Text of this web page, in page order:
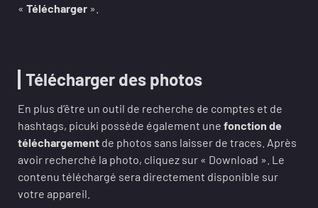
« Télécharger ».
Télécharger des photos
En plus d’être un outil de recherche de comptes et de
hashtags, picuki possède également une fonction de
téléchargement de photos sans laisser de traces. Après
avoir recherché la photo, cliquez sur « Download ». Le
contenu téléchargé sera directement disponible sur
votre appareil.